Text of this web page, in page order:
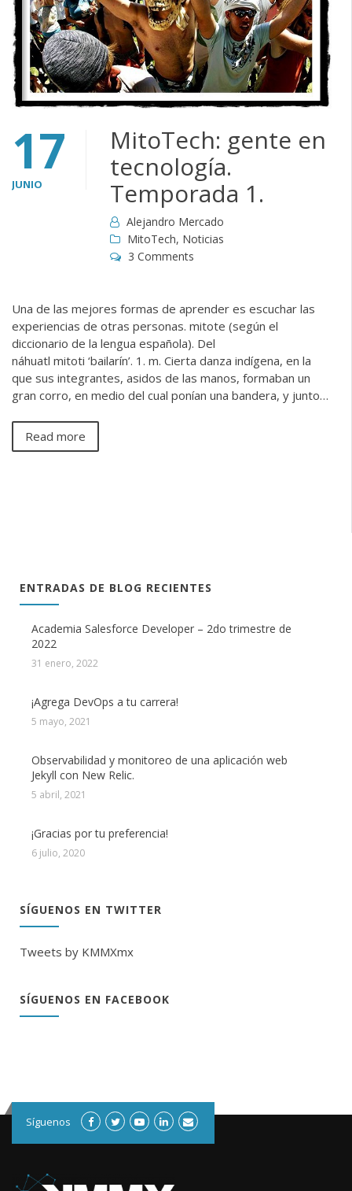
17
JUNIO
MitoTech: gente en
tecnología.
Temporada 1.
Alejandro Mercado
MitoTech, Noticias
3 Comments
Una de las mejores formas de aprender es escuchar las
experiencias de otras personas. mitote (según el
diccionario de la lengua española). Del
náhuatl mitoti ‘bailarín’. 1. m. Cierta danza indígena, en la
que sus integrantes, asidos de las manos, formaban un
gran corro, en medio del cual ponían una bandera, y junto…
Read more
ENTRADAS DE BLOG RECIENTES
Academia Salesforce Developer – 2do trimestre de
2022
31 enero, 2022
¡Agrega DevOps a tu carrera!
5 mayo, 2021
Observabilidad y monitoreo de una aplicación web
Jekyll con New Relic.
5 abril, 2021
¡Gracias por tu preferencia!
6 julio, 2020
SÍGUENOS EN TWITTER
Tweets by KMMXmx
SÍGUENOS EN FACEBOOK
Síguenos